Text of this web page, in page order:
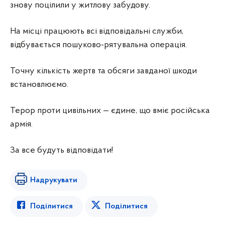
знову поцілили у житлову забудову.
На місці працюють всі відповідальні служби,
відбувається пошуково-рятувальна операція.
Точну кількість жертв та обсяги завданої шкоди
встановлюємо.
Терор проти цивільних — єдине, що вміє російська
армія.
За все будуть відповідати!
Надрукувати
Поділитися Поділитися